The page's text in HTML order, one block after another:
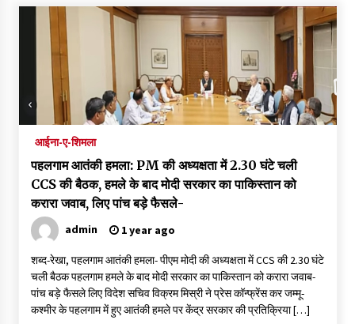
हिमाचल प्रदेश- पांगी के किलाड़ हेलीपैड पर होगा राज्य स्तरीय “हिमाचल
दिवस” समारोह, पांगी में तिरंगा फहराएंगे सीएम सुक्खू- जाने पूरी खबर
रामपुर बुशहर में स्थानीय संगठन डीजे नेशन के द्वारा रक्तदान शिविर का किया
गया आयोजन-
1 year ago
जारी- पढ़े पूरी खबर
1 year ago
का किया उद्घाटन, साथ ही 8300 करोड़ की विकास परियोजनाओं की रखी
1 year ago
रामपुर बुशहर – मां भीमा काली मंदिर सराहन बुशहर में अष्टमी के दिन हजारों
श्रद्धालुओं ने नवाया शीश मां की पूजा-अर्चना कर लिया आशीर्वाद, भंडारे का
आईना-ए-शिमला
पहलगाम आतंकी हमला: PM की अध्यक्षता में 2.30 घंटे चली
CCS की बैठक, हमले के बाद मोदी सरकार का पाकिस्तान को
करारा जवाब, लिए पांच बड़े फैसले-
admin 1 year ago
शब्द-रेखा, पहलगाम आतंकी हमला- पीएम मोदी की अध्यक्षता में CCS की 2.30 घंटे
चली बैठक पहलगाम हमले के बाद मोदी सरकार का पाकिस्तान को करारा जवाब-
पांच बड़े फैसले लिए विदेश सचिव विक्रम मिस्री ने प्रेस कॉन्फ्रेंस कर जम्मू-
कश्मीर के पहलगाम में हुए आतंकी हमले पर केंद्र सरकार की प्रतिक्रिया […]